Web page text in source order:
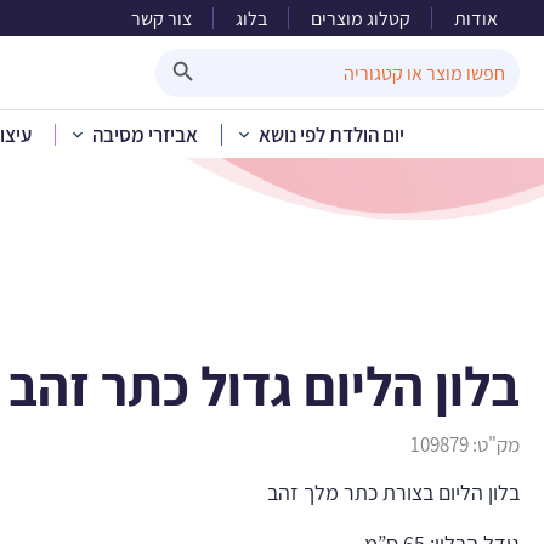
אודות קטלוג מוצרים בלוג צור קשר
for:
יום הולדת לפי נושא אביזרי מסיבה
בית»קטלוג מוצרים
בלון הליום גדול כתר זהב
מק"ט:109879
בלון הליום בצורת כתר מלך זהב